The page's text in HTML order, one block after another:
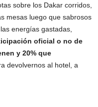
sobre los Dakar corridos,
mesas luego que sabrosos
energías gastadas,
oficial o no de
y 20% que
devolvernos al hotel, a